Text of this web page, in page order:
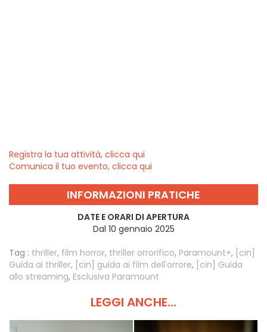
Registra la tua attività, clicca qui
Comunica il tuo evento, clicca qui
INFORMAZIONI PRATICHE
DATE E ORARI DI APERTURA
Dal 10 gennaio 2025
Tag : thriller, film horror, thriller orrorifico, Paramount+, [cin]
Guida ai thriller, [cin] guida ai film dell'orrore, [cin] Guida
allo streaming, Esclusiva Paramount
LEGGI ANCHE...